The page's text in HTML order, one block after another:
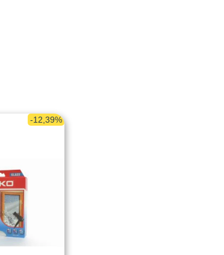
-12,39%